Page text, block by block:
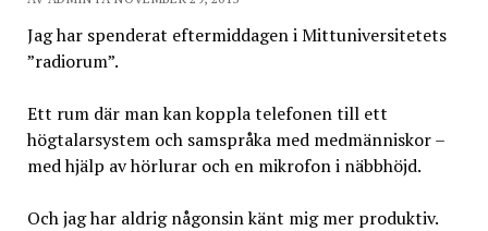
Jag har spenderat eftermiddagen i Mittuniversitetets
”radiorum”.
Ett rum där man kan koppla telefonen till ett
högtalarsystem och samspråka med medmänniskor –
med hjälp av hörlurar och en mikrofon i näbbhöjd.
Och jag har aldrig någonsin känt mig mer produktiv.